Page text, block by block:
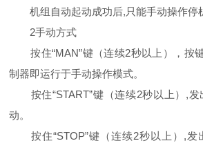
机组自动起动成功后,只能手动操作停
2手动方式
按住“MAN”键（连续2秒以上），按
制器即运行于手动操作模式。
按住“START”键（连续2秒以上）,发
动。
按住“STOP”键（连续2秒以上）,发